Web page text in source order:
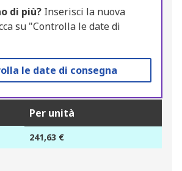
di più? Inserisci la nuova
su "Controlla le date di
le date di consegna
Per unità
241,63 €